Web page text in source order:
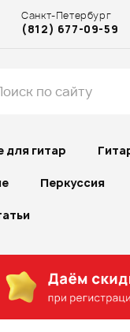
Санкт-Петербург
(812) 677-09-59
для гитар
Перкуссия